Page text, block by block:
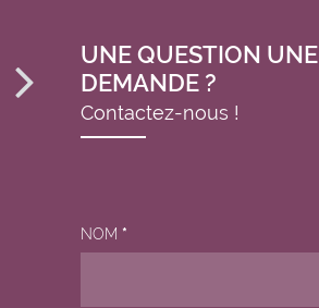
UNE QUESTION UNE
DEMANDE ?
Contactez-nous !
NOM *